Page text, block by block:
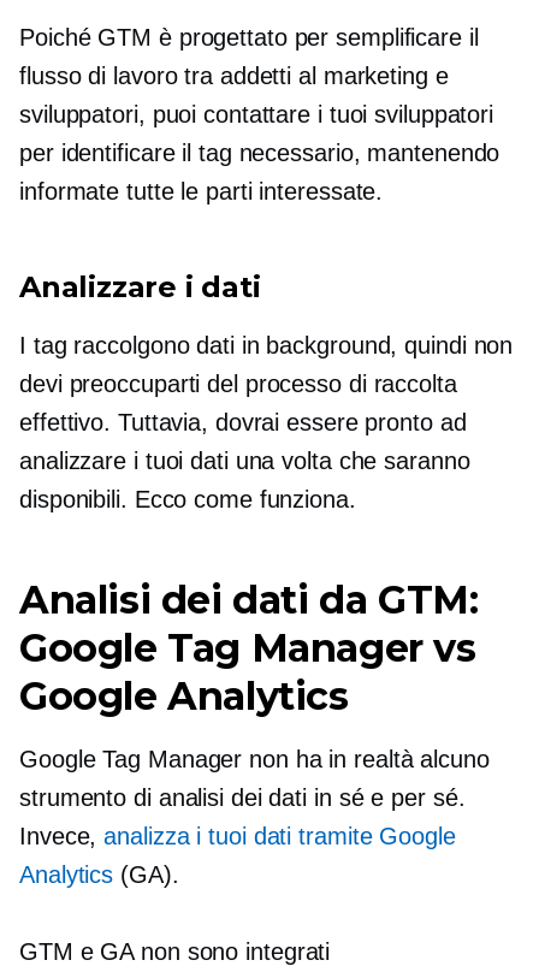
Poiché GTM è progettato per semplificare il
flusso di lavoro tra addetti al marketing e
sviluppatori, puoi contattare i tuoi sviluppatori
per identificare il tag necessario, mantenendo
informate tutte le parti interessate.
Analizzare i dati
I tag raccolgono dati in background, quindi non
devi preoccuparti del processo di raccolta
effettivo. Tuttavia, dovrai essere pronto ad
analizzare i tuoi dati una volta che saranno
disponibili. Ecco come funziona.
Analisi dei dati da GTM:
Google Tag Manager vs
Google Analytics
Google Tag Manager non ha in realtà alcuno
strumento di analisi dei dati in sé e per sé.
Invece,analizza i tuoi dati tramite Google
Analytics (GA).
GTM e GA non sono integrati